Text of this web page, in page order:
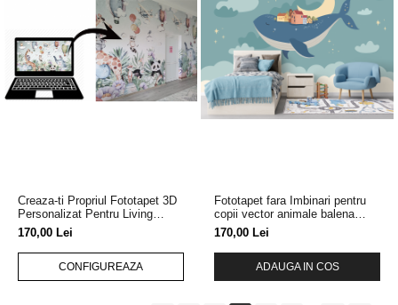
Creaza-ti Propriul Fototapet 3D
Personalizat Pentru Living
Dormitor Sau Camera Copilului
170,00 Lei
CONFIGUREAZA
Fototapet fara Imbinari pentru
copii vector animale balena
albastru noapte
170,00 Lei
ADAUGA IN COS